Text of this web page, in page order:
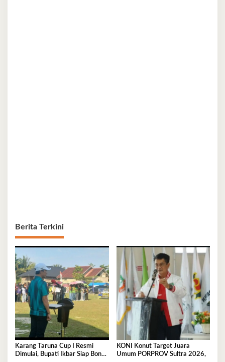
Berita Terkini
Karang Taruna Cup I Resmi
Dimulai, Bupati Ikbar Siap Bonus
KONI Konut Target Juara
Umum PORPROV Sultra 2026,